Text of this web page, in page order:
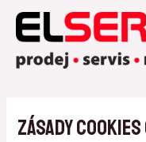
Přeskočit
obsah
Zásady cookies